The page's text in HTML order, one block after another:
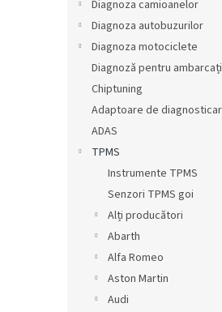
Diagnoza camioanelor
Diagnoza autobuzurilor
Diagnoza motociclete
Diagnoză pentru
Chiptuning
Adaptoare de
ADAS
TPMS
Instrumente TPMS
Senzori TPMS goi
Alți producători
Abarth
Alfa Romeo
Aston Martin
Audi